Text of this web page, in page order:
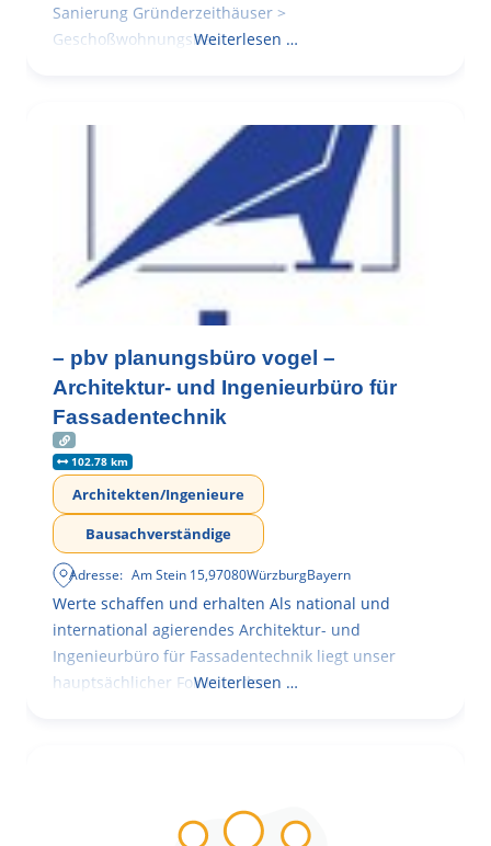
Sanierung Gründerzeithäuser >
GeschoßwohnungsbauWeiterlesen …
– pbv planungsbüro vogel –
Architektur- und Ingenieurbüro für
Fassadentechnik
102.78 km
Architekten/Ingenieure
Bausachverständige
Adresse: Am Stein 15,97080WürzburgBayern
Werte schaffen und erhalten Als national und
international agierendes Architektur- und
Ingenieurbüro für Fassadentechnik liegt unser
hauptsächlicher Fokus in der
Weiterlesen …